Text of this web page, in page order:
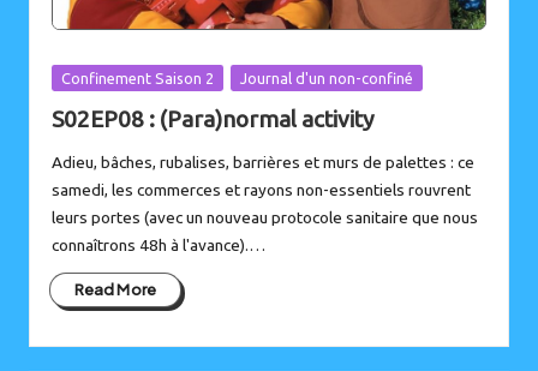
Posted
Confinement Saison 2 Journal d'un non-confiné
S02EP08 : (Para)normal activity
Adieu, bâches, rubalises, barrières et murs de palettes : ce
samedi, les commerces et rayons non-essentiels rouvrent
leurs portes (avec un nouveau protocole sanitaire que nous
connaîtrons 48h à l'avance).…
Read More